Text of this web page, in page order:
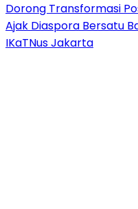
Dorong Transformasi
Ajak Diaspora Bersatu
IKaTNus Jakarta